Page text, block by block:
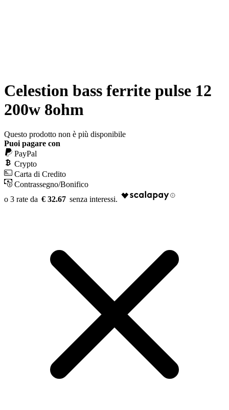
Celestion bass ferrite pulse 12
200w 8ohm
Questo prodotto non è più disponibile
Puoi pagare con
PayPal
Crypto
Carta di Credito
Contrassegno/Bonifico
€ 32.67